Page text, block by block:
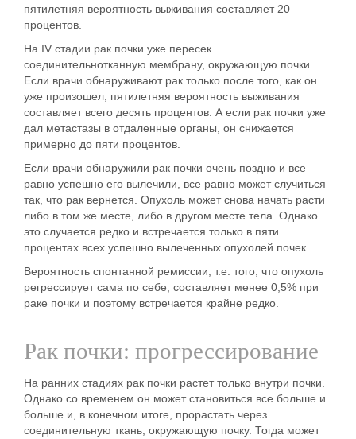
пятилетняя вероятность выживания составляет 20
процентов.
На IV стадии рак почки уже пересек
соединительнотканную мембрану, окружающую почки.
Если врачи обнаруживают рак только после того, как он
уже произошел, пятилетняя вероятность выживания
составляет всего десять процентов. А если рак почки уже
дал метастазы в отдаленные органы, он снижается
примерно до пяти процентов.
Если врачи обнаружили рак почки очень поздно и все
равно успешно его вылечили, все равно может случиться
так, что рак вернется. Опухоль может снова начать расти
либо в том же месте, либо в другом месте тела. Однако
это случается редко и встречается только в пяти
процентах всех успешно вылеченных опухолей почек.
Вероятность спонтанной ремиссии, т.е. того, что опухоль
регрессирует сама по себе, составляет менее 0,5% при
раке почки и поэтому встречается крайне редко.
Рак почки: прогрессирование
На ранних стадиях рак почки растет только внутри почки
Однако со временем он может становиться все больше и
больше и, в конечном итоге, прорастать через
соединительную ткань, окружающую почку. Тогда может